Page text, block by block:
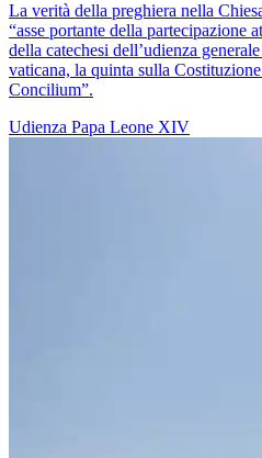
La verità della preghiera nella
“asse portante della partecipazione
della catechesi dell’udienza
vaticana, la quinta sulla
Concilium”.
Udienza Papa Leone XIV